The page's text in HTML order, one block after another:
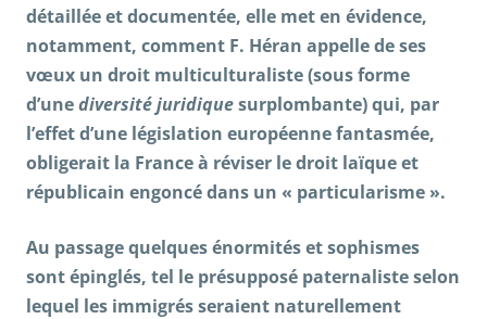
détaillée et documentée, elle met en évidence,
notamment, comment F. Héran appelle de ses
vœux un droit multiculturaliste (sous forme
d’unediversité juridiquesurplombante) qui, par
l’effet d’une législation européenne fantasmée,
obligerait la France à réviser le droit laïque et
républicain engoncé dans un « particularisme ».
Au passage quelques énormités et sophismes
sont épinglés, tel le présupposé paternaliste selon
lequel les immigrés seraient naturellement